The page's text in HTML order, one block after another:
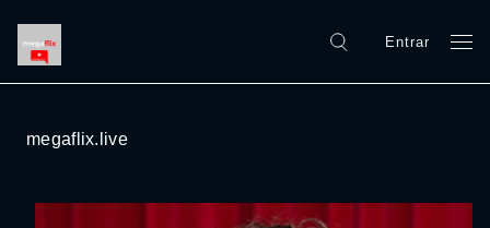
Entrar
megaflix.live